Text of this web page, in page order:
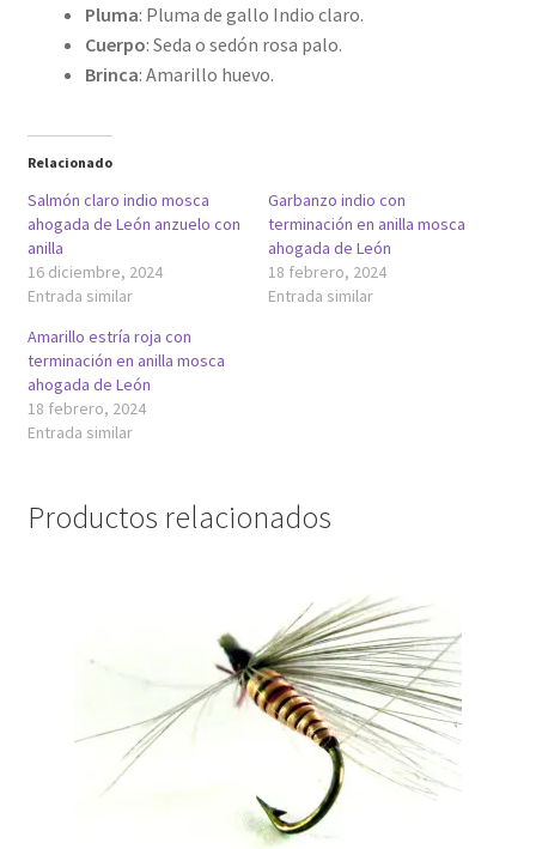
Pluma: Pluma de gallo Indio claro.
Cuerpo: Seda o sedón rosa palo.
Brinca: Amarillo huevo.
Relacionado
Salmón claro indio mosca
ahogada de León anzuelo con
anilla
16 diciembre, 2024
Entrada similar
Garbanzo indio con
terminación en anilla mosca
ahogada de León
18 febrero, 2024
Entrada similar
Amarillo estría roja con
terminación en anilla mosca
ahogada de León
18 febrero, 2024
Entrada similar
Productos relacionados